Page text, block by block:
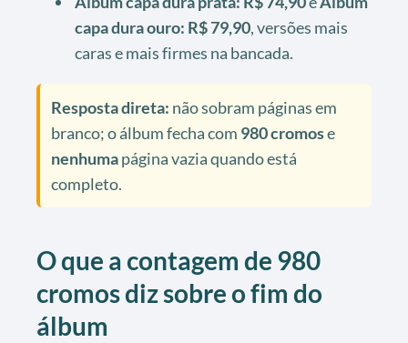
capa dura ouro: R$ 79,90, versões mais
caras e mais firmes na bancada.
Resposta direta: não sobram páginas em
branco; o álbum fecha com 980 cromose
nenhumapágina vazia quando está
completo.
O que a contagem de 980
cromos diz sobre o fim do
álbum